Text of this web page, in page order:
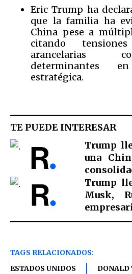
Eric Trump ha
que la familia ha
China pese a
citando
arancelarias
determinantes
estratégica.
TE PUEDE INTERESAR
Trump
una
Trump
Musk,
TAGS RELACIONADOS:
ESTADOS UNIDOS
DONALD